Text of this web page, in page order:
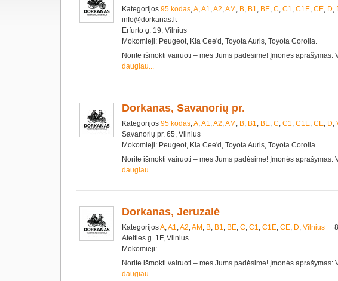
Kategorijos 95 kodas,A,A1,A2,AM , B, B1, BE, C, C1, C1E, CE, D,
info@dorkanas.lt
Erfurto g. 19, Vilnius
Mokomieji: Peugeot, Kia Cee'd, Toyota Auris, Toyota Corolla.
Norite išmokti vairuoti – mes Jums padėsime! Įmonės
daugiau...
Dorkanas, Savanorių pr.
Kategorijos 95 kodas,A,A1,A2,AM , B, B1, BE, C, C1, C1E, CE, D,
Savanorių pr. 65, Vilnius
Mokomieji: Peugeot, Kia Cee'd, Toyota Auris, Toyota Corolla.
Norite išmokti vairuoti – mes Jums padėsime! Įmonės
daugiau...
Dorkanas, Jeruzalė
KategorijosA,A1,A2,AM , B, B1, BE, C, C1, C1E, CE, D, Vilnius
Ateities g. 1F, Vilnius
Mokomieji:
Norite išmokti vairuoti – mes Jums padėsime! Įmonės
daugiau...